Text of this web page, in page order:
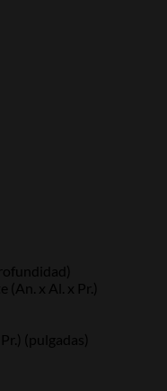
(An. x Al. x Pr.)
(pulgadas)